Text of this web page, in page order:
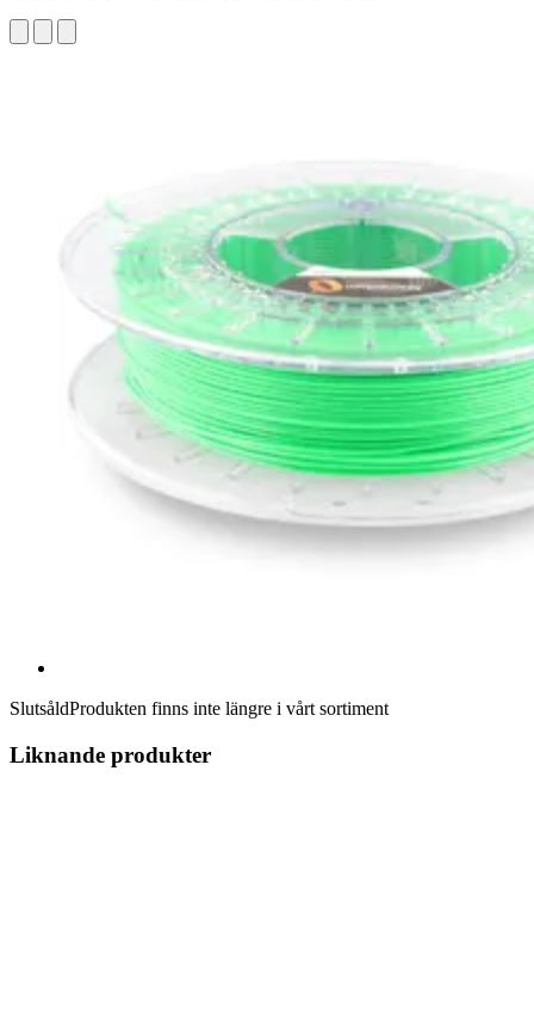
SlutsåldProdukten finns inte längre i vårt sortiment
Liknande produkter